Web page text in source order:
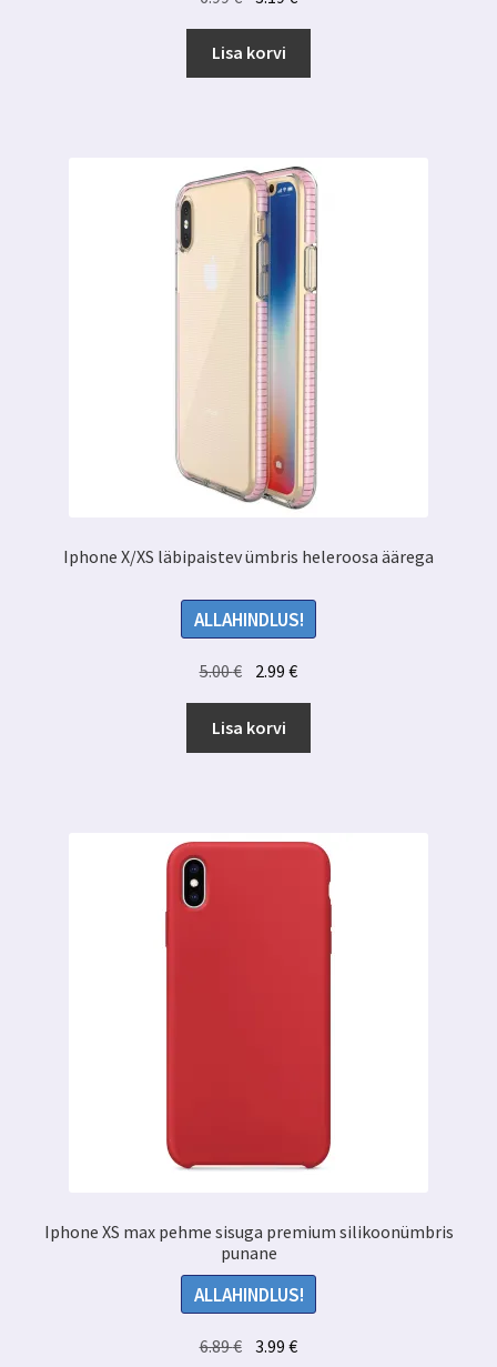
oli:
6.99 €. 3.19 €.
Lisa korvi
Iphone X/XS läbipaistev ümbris heleroosa äärega
ALLAHINDLUS!
5.00€ Algne
hind
oli:
5.00 €.
2.99€Praegune
hind
2.99 €.
Lisa korvi
Iphone XS max pehme sisuga premium silikoonümbris
punane
ALLAHINDLUS!
6.89€ Algne
3.99€Praegune